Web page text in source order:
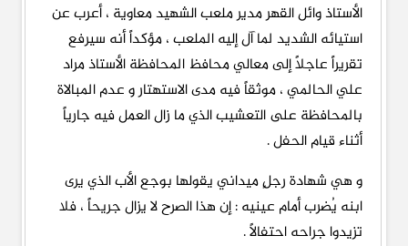
الأستاذ وائل القهر مدير ملعب الشهيد معاوية ، أعرب عن
استيائه الشديد لما آل إليه الملعب ، مؤكداً أنه سيرفع
تقريراً عاجلاً إلى معالي محافظ المحافظة الأستاذ مراد
علي الحالمي ، موثقاً فيه مدى الاستهتار و عدم المبالاة
بالمحافظة على التعشيب الذي ما زال العمل فيه جارياً
أثناء قيام الحفل .
و هي شهادة رجلٍ ميداني يقولها بوجع الأب الذي يرى
ابنه يُضرب أمام عينيه : إن هذا الصرح لا يزال جريحاً ، فلا
تزيدوا جراحه احتفالاً .